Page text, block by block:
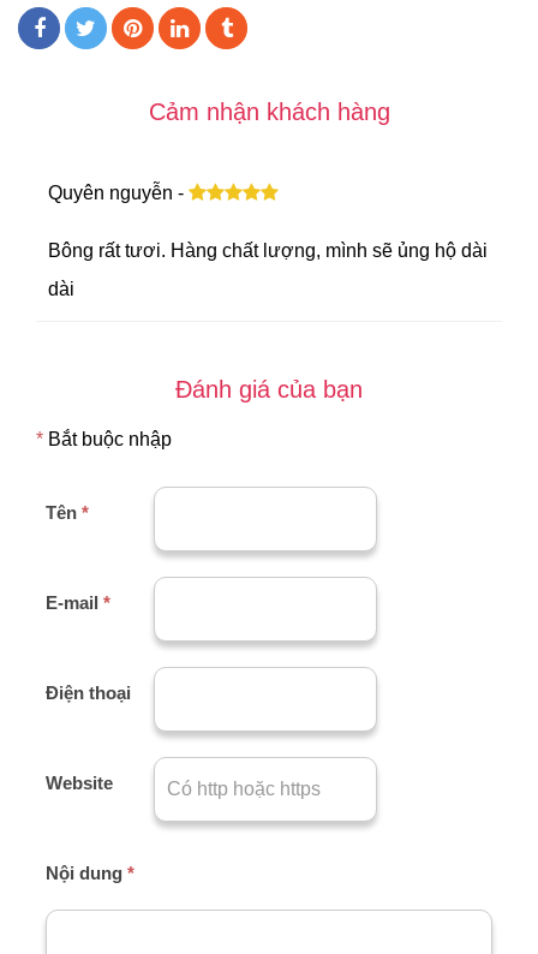
Cảm nhận khách hàng
Quyên nguyễn -
Bông rất tươi. Hàng chất lượng, mình sẽ ủng hộ dài
dài
Đánh giá của bạn
* Bắt buộc nhập
Tên *
E-mail *
Điện thoại
Website
Nội dung *